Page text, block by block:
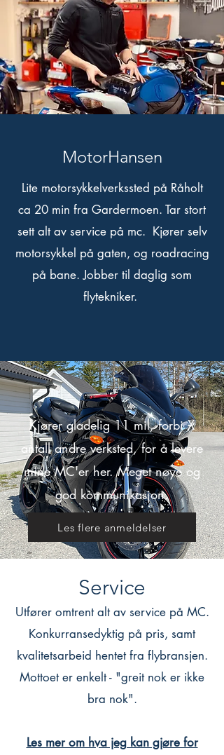
MotorHansen
Lite motorsykkelverkssted på Råholt
ca 20 min fra Gardermoen. Tar stort
sett alt av service på mc. Kjører selv
motorsykkel på gaten, og roadracing
på bane. Jobber til daglig som
flytekniker.
Kjører gladelig 11 mil, forbi X
antall andre verksted, for å levere
mine MC'er her. Meget nøye og
god kommunikasjon.
Les flere anmeldelser
Service
Utfører omtrent alt av service på MC.
Konkurransedyktig på pris, samt
kvalitetsarbeid hentet fra flybransjen.
Mottoet er enkelt - "greit nok er ikke
bra nok".
Les mer om hva jeg kan gjøre for